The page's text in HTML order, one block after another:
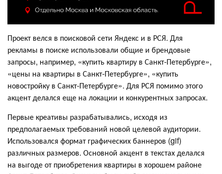
Проект велся в поисковой сети Яндекс и в РСЯ. Для
рекламы в поиске использовали общие и брендовые
запросы, например, «купить квартиру в Санкт-Петербурге»,
«цены на квартиры в Санкт-Петербурге», «купить
новостройку в Санкт-Петербурге». Для РСЯ помимо этого
акцент делался еще на локации и конкурентных запросах.
Первые креативы разрабатывались, исходя из
предполагаемых требований новой целевой аудитории.
Использовался формат графических баннеров (gif)
различных размеров. Основной акцент в текстах делался
на выгоде от приобретения квартиры в хорошем районе